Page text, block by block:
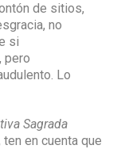
de sitios,
no
si
pero
Lo
Sagrada
en cuenta que